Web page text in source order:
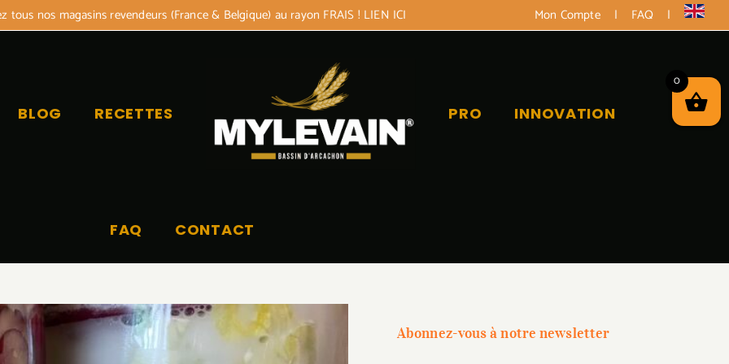
tous nos magasins revendeurs (France & Belgique) au rayon FRAIS ! LIEN ICI Mon Compte| FAQ |
BLOG RECETTES PRO INNOVATION
FAQ CONTACT
Abonnez-vous à notre newsletter
0